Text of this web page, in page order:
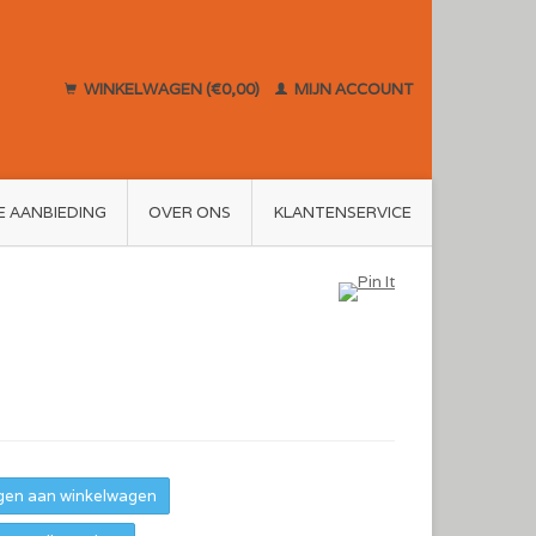
WINKELWAGEN (€0,00) MIJN ACCOUNT
AANBIEDING OVER ONS KLANTENSERVICE
aan winkelwagen